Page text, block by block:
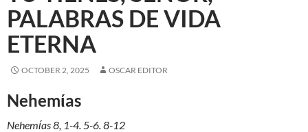
PALABRAS DE VIDA
ETERNA
OCTOBER 2, 2025 OSCAR EDITOR
Nehemίas
Nehemίas 8, 1-4. 5-6. 8-12